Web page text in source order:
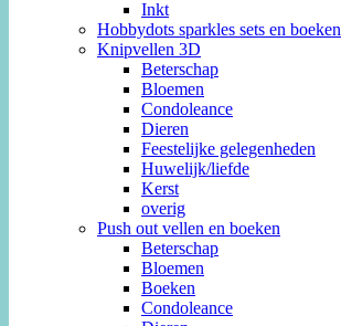
Inkt
Hobbydots sparkles sets en boeken
Knipvellen 3D
Beterschap
Bloemen
Condoleance
Dieren
Feestelijke gelegenheden
Huwelijk/liefde
Kerst
overig
Push out vellen en boeken
Beterschap
Bloemen
Boeken
Condoleance